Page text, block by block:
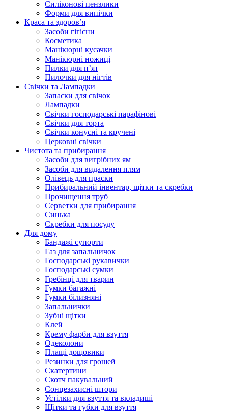
Силіконові пензлики
Форми для випічки
Краса та здоров’я
Засоби гігієни
Косметика
Манікюрні кусачки
Манікюрні ножиці
Пилки для п’ят
Пилочки для нігтів
Свічки та Лампадки
Запаски для свічок
Лампадки
Свічки господарські парафінові
Свічки для торта
Свічки конусні та кручені
Церковні свічки
Чистота та прибирання
Засоби для вигрібних ям
Засоби для видалення плям
Олівець для праски
Прибиральний інвентар, щітки та скребки
Прочищення труб
Серветки для прибирання
Синька
Скребки для посуду
Для дому
Бандажі супорти
Газ для запальничок
Господарські рукавички
Господарські сумки
Гребінці для тварин
Гумки багажні
Гумки білизняні
Запальнички
Зубні щітки
Клей
Крему фарби для взуття
Одеколони
Плащі дощовики
Резинки для грошей
Скатертини
Скотч пакувальний
Сонцезахисні штори
Устілки для взуття та вкладиші
Щітки та губки для взуття